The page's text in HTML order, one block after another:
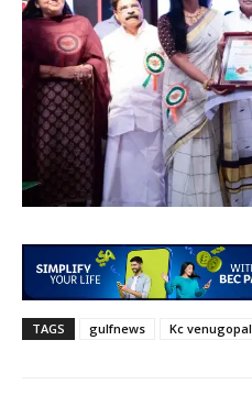
TAGS gulfnews Kc venugopal